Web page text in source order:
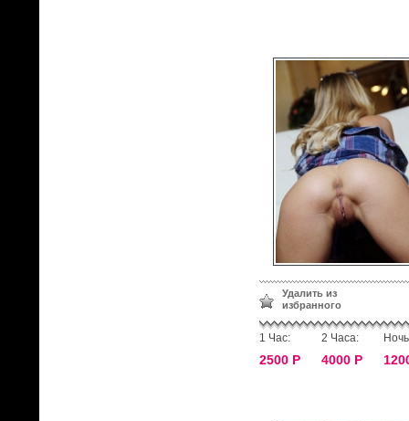
Удалить из
избранного
1 Час:
2500 Р
2 Часа:
4000 Р